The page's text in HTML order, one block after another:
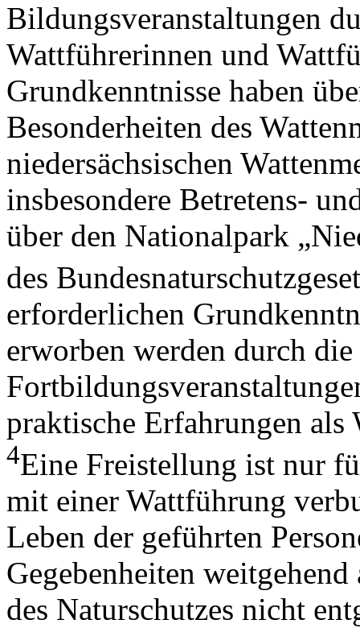
Bildungsveranstaltungen
Wattführerinnen und
Grundkenntnisse haben
Besonderheiten des
niedersächsischen
insbesondere Betretens-
über den Nationalpark
des
erforderlichen
erworben werden durch
praktische Erfahrungen
4Eine Freistellung ist nur
mit einer Wattführung
Leben der geführten
Gegebenheiten
des Naturschutzes nicht